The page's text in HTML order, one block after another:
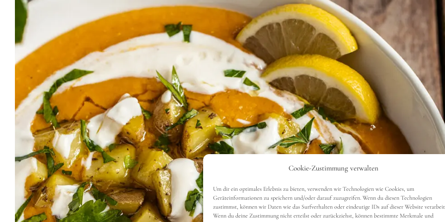
Cookie-Zustimmung verwalten
Um dir ein optimales Erlebnis zu bieten, verwenden wir Technologien wie Cookies, um
Geräteinformationen zu speichern und/oder darauf zuzugreifen. Wenn du diesen Technologien
zustimmst, können wir Daten wie das Surfverhalten oder eindeutige IDs auf dieser Website
Wenn du deine Zustimmung nicht erteilst oder zurückziehst, können bestimmte Merkmale und